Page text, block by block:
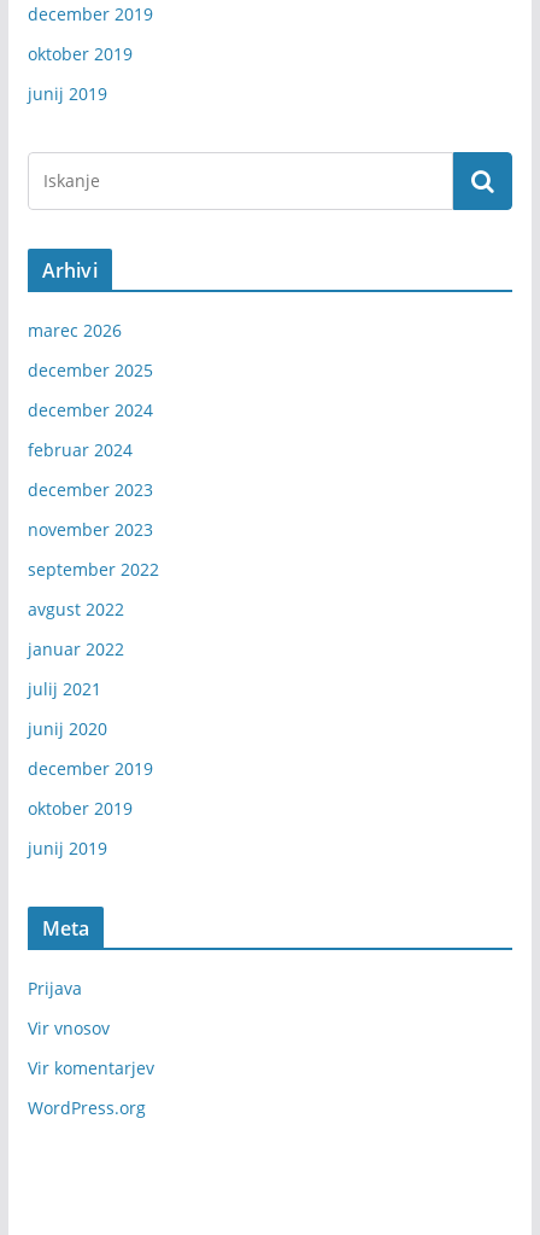
december 2019
oktober 2019
junij 2019
Arhivi
marec 2026
december 2025
december 2024
februar 2024
december 2023
november 2023
september 2022
avgust 2022
januar 2022
julij 2021
junij 2020
december 2019
oktober 2019
junij 2019
Meta
Prijava
Vir vnosov
Vir komentarjev
WordPress.org